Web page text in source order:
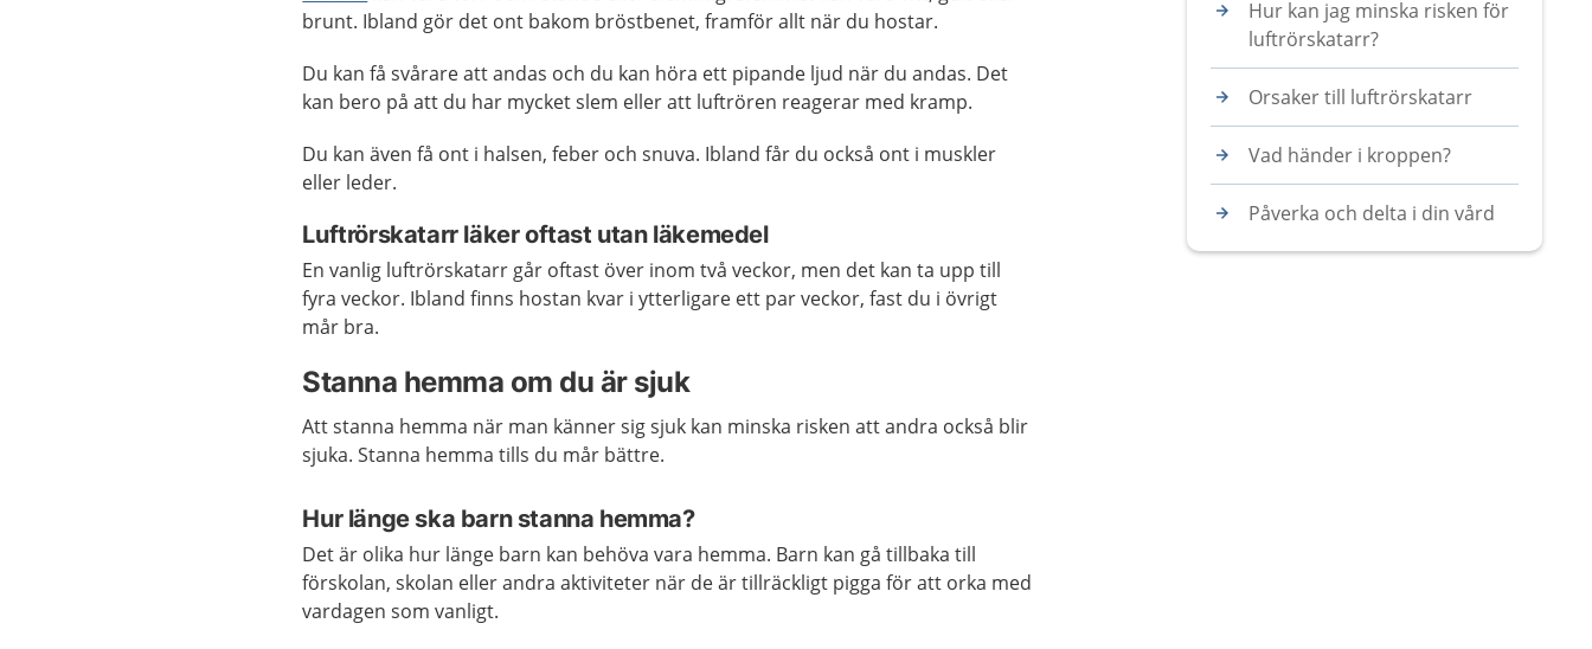
brunt. Ibland gör det ont bakom bröstbenet, framför allt när du hostar.
Du kan få svårare att andas och du kan höra ett pipande ljud när du andas. Det
kan bero på att du har mycket slem eller att luftrören reagerar med kramp.
Du kan även få ont i halsen, feber och snuva. Ibland får du också ont i muskler
eller leder.
Luftrörskatarr läker oftast utan läkemedel
En vanlig luftrörskatarr går oftast över inom två veckor, men det kan ta upp till
fyra veckor. Ibland finns hostan kvar i ytterligare ett par veckor, fast du i övrigt
mår bra.
Stanna hemma om du är sjuk
Att stanna hemma när man känner sig sjuk kan minska risken att andra också blir
sjuka. Stanna hemma tills du mår bättre.
Hur länge ska barn stanna hemma?
Det är olika hur länge barn kan behöva vara hemma. Barn kan gå tillbaka till
förskolan, skolan eller andra aktiviteter när de är tillräckligt pigga för att orka med
vardagen som vanligt.
Hur kan jag minska risken för
luftrörskatarr?
Orsaker till luftrörskatarr
Vad händer i kroppen?
Påverka och delta i din vård